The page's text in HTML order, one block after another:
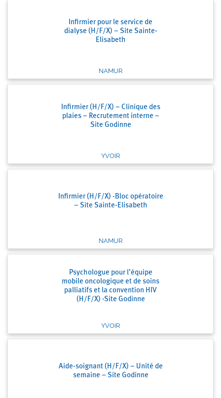
Infirmier pour le service de
dialyse (H/F/X) – Site Sainte-
Elisabeth
NAMUR
Infirmier (H/F/X) – Clinique des
plaies – Recrutement interne –
Site Godinne
YVOIR
Infirmier (H/F/X) -Bloc opératoire
– Site Sainte-Elisabeth
NAMUR
Psychologue pour l’équipe
mobile oncologique et de soins
palliatifs et la convention HIV
(H/F/X) -Site Godinne
YVOIR
Aide-soignant (H/F/X) – Unité de
semaine – Site Godinne